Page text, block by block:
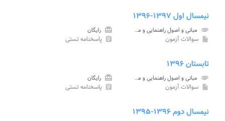
نیمسال اول ۱۳۹۷-۱۳۹۶
attachment مبانی و اصول راهنمایی و مشاوره پیام نور card_giftcard رایگان
insert_drive_file سوالات آزمون assignment پاسخنامه تستی
تابستان ۱۳۹۶
attachment مبانی و اصول راهنمایی و مشاوره پیام نور card_giftcard رایگان
insert_drive_file سوالات آزمون assignment پاسخنامه تستی
نیمسال دوم ۱۳۹۶-۱۳۹۵